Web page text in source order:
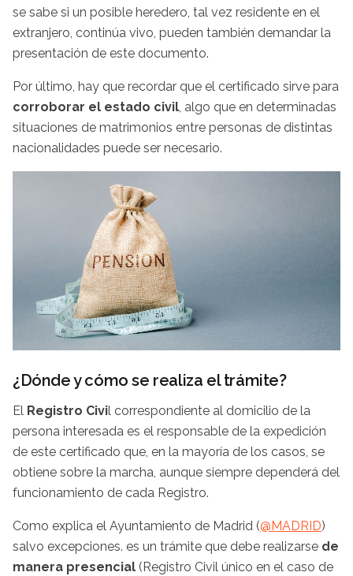
se sabe si un posible heredero, tal vez residente en el
extranjero, continúa vivo, pueden también demandar la
presentación de este documento.
Por último, hay que recordar que el certificado sirve para
corroborar el estado civil , algo que en determinadas
situaciones de matrimonios entre personas de distintas
nacionalidades puede ser necesario.
¿Dónde y cómo se realiza el trámite?
El Registro Civil correspondiente al domicilio de la
persona interesada es el responsable de la expedición
de este certificado que, en la mayoría de los casos, se
obtiene sobre la marcha, aunque siempre dependerá del
funcionamiento de cada Registro.
Como explica el Ayuntamiento de Madrid (@MADRID)
salvo excepciones. es un trámite que debe realizarse de
manera presencial (Registro Civil único en el caso de